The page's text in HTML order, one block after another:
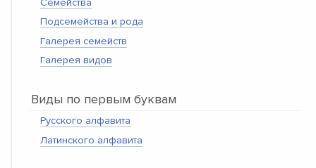
Семейства
Подсемейства и рода
Галерея семейств
Галерея видов
Виды по первым буквам
Русского алфавита
Латинского алфавита